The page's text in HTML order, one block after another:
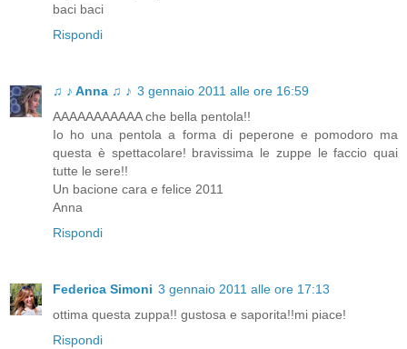
baci baci
Rispondi
♫ ♪ Anna ♫ ♪ 3 gennaio 2011 alle ore 16:59
AAAAAAAAAAA che bella pentola!!
Io ho una pentola a forma di peperone e pomodoro ma
questa è spettacolare! bravissima le zuppe le faccio quai
tutte le sere!!
Un bacione cara e felice 2011
Anna
Rispondi
Federica Simoni 3 gennaio 2011 alle ore 17:13
ottima questa zuppa!! gustosa e saporita!!mi piace!
Rispondi